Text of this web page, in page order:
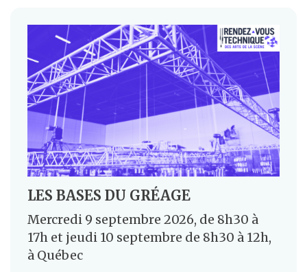
LES BASES DU GRÉAGE
Mercredi 9 septembre 2026, de 8h30 à
17h et jeudi 10 septembre de 8h30 à 12h,
à Québec